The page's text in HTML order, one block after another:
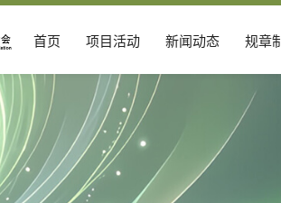
首页 项目活动 新闻动态 规章